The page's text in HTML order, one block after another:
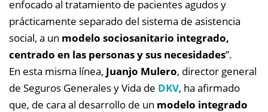
enfocado al tratamiento de pacientes agudos y
prácticamente separado del sistema de asistencia
social, a un modelo sociosanitario integrado,
centrado en las personas y sus necesidades”.
En esta misma línea, Juanjo Mulero, director general
de Seguros Generales y Vida de DKV, ha afirmado
que, de cara al desarrollo de un modelo integrado